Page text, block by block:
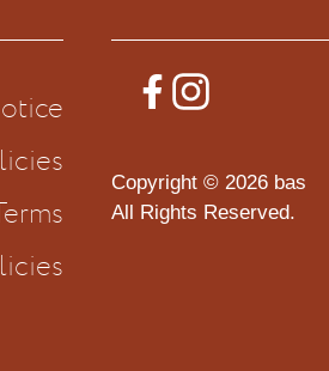
Copyright © 2026 bas
All Rights Reserved.